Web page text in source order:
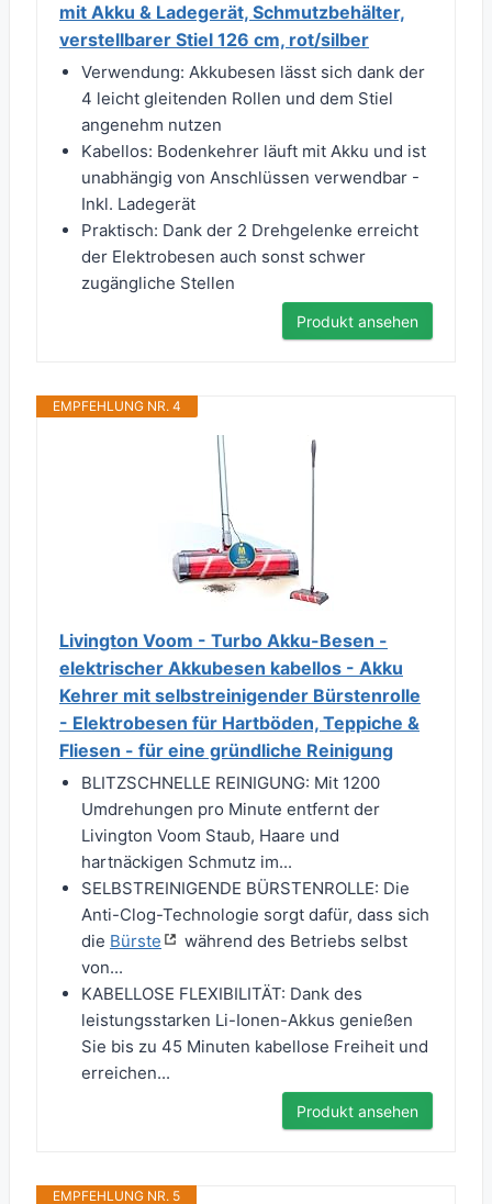
mit Akku & Ladegerät, Schmutzbehälter,
verstellbarer Stiel 126 cm, rot/silber
Verwendung: Akkubesen lässt sich dank der
4 leicht gleitenden Rollen und dem Stiel
angenehm nutzen
Kabellos: Bodenkehrer läuft mit Akku und ist
unabhängig von Anschlüssen verwendbar -
Inkl. Ladegerät
Praktisch: Dank der 2 Drehgelenke erreicht
der Elektrobesen auch sonst schwer
zugängliche Stellen
Produkt ansehen
EMPFEHLUNG NR. 4
Livington Voom - Turbo Akku-Besen -
elektrischer Akkubesen kabellos - Akku
Kehrer mit selbstreinigender Bürstenrolle
- Elektrobesen für Hartböden, Teppiche &
Fliesen - für eine gründliche Reinigung
BLITZSCHNELLE REINIGUNG: Mit 1200
Umdrehungen pro Minute entfernt der
Livington Voom Staub, Haare und
hartnäckigen Schmutz im...
SELBSTREINIGENDE BÜRSTENROLLE: Die
Anti-Clog-Technologie sorgt dafür, dass sich
die Bürste
während des Betriebs selbst
von...
KABELLOSE FLEXIBILITÄT: Dank des
leistungsstarken Li-Ionen-Akkus genießen
Sie bis zu 45 Minuten kabellose Freiheit und
erreichen...
Produkt ansehen
EMPFEHLUNG NR. 5